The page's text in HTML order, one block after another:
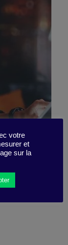
votre
et
sur la